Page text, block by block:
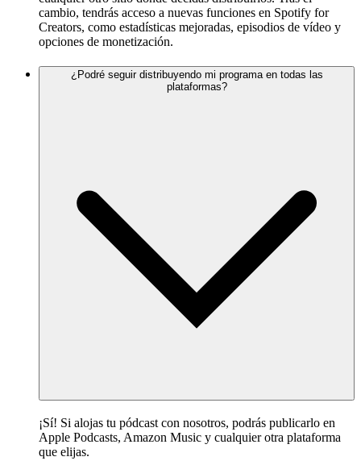
cambio, tendrás acceso a nuevas funciones en Spotify for
Creators, como estadísticas mejoradas, episodios de vídeo y
opciones de monetización.
¿Podré seguir distribuyendo mi programa en todas las
plataformas?
¡Sí! Si alojas tu pódcast con nosotros, podrás publicarlo en
Apple Podcasts, Amazon Music y cualquier otra plataforma
que elijas.